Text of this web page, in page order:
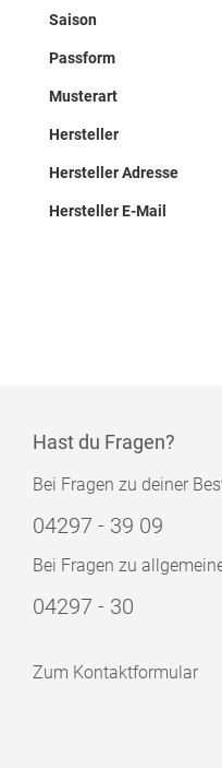
Saison
Passform
Musterart
Hersteller
Hersteller Adresse
Hersteller E-Mail
Hast du Fragen?
Bei Fragen zu deiner
04297 - 39 09
Bei Fragen zu
04297 - 30
Zum Kontaktformular